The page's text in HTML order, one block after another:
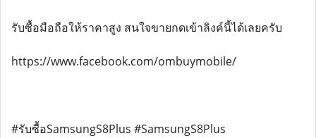
รับซื้อมือถือให้ราคาสูง สนใจขายกดเข้าลิงค์นี้ได้เลยครับ
https://www.facebook.com/ombuymobile/
#รับซื้อSamsungS8Plus #SamsungS8Plus